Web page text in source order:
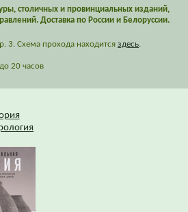
столичных и провинциальных изданий,
Доставка по России и Белоруссии.
3. Схема прохода находится здесь.
20 часов